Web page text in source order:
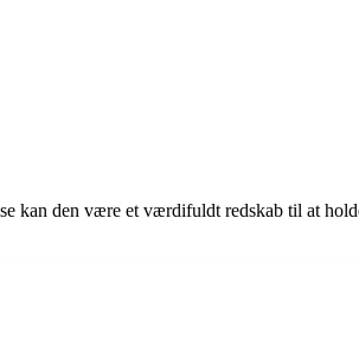
kan den være et værdifuldt redskab til at